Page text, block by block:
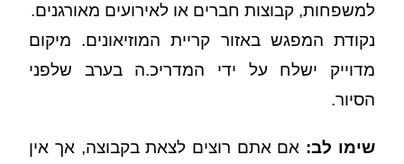
למשפחות, קבוצות חברים או לאירועים מאורגנים.
נקודת המפגש באזור קריית המוזיאונים. מיקום
מדוייק ישלח על ידי המדריכ.ה בערב שלפני
הסיור.
שימו לב: אם אתם רוצים לצאת בקבוצה, אך אין